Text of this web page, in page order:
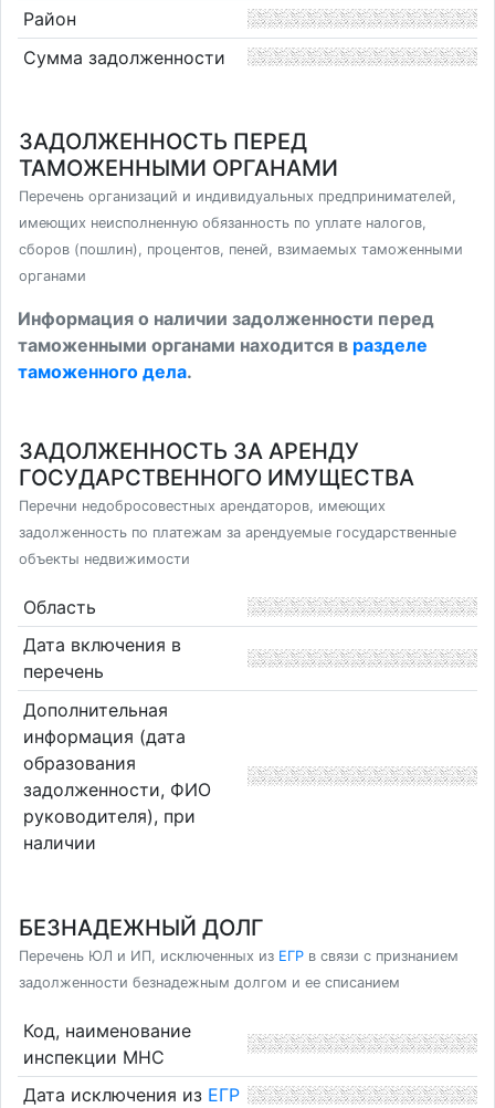
Район
Сумма задолженности
ЗАДОЛЖЕННОСТЬ ПЕРЕД
ТАМОЖЕННЫМИ ОРГАНАМИ
Перечень организаций и индивидуальных предпринимателей,
имеющих неисполненную обязанность по уплате налогов,
сборов (пошлин), процентов, пеней, взимаемых таможенными
органами
Информация о наличии задолженности перед
таможенными органами находится в разделе
таможенного дела.
ЗАДОЛЖЕННОСТЬ ЗА АРЕНДУ
ГОСУДАРСТВЕННОГО ИМУЩЕСТВА
Перечни недобросовестных арендаторов, имеющих
задолженность по платежам за арендуемые государственные
объекты недвижимости
Область
Дата включения в
перечень
Дополнительная
информация (дата
образования
задолженности, ФИО
руководителя), при
наличии
БЕЗНАДЕЖНЫЙ ДОЛГ
Перечень ЮЛ и ИП, исключенных из ЕГР в связи с признанием
задолженности безнадежным долгом и ее списанием
Код, наименование
инспекции МНС
Дата исключения из ЕГР